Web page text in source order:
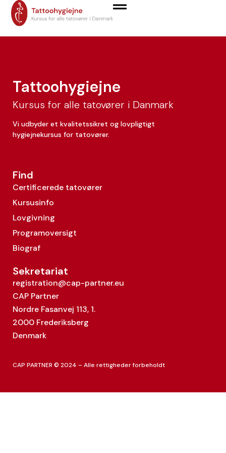
Malthe Rochler
Tattoohygiejne
Kursus for alle tatovører i Danmark
Vi udbyder et kvalitetssikret og lovpligtigt
hygiejnekursus for tatovører.
Find
Certificerede tatovører
Kursusinfo
Lovgivning
Programoversigt
Biograf
Sekretariat
registration@cap-partner.eu
CAP Partner
Nordre Fasanvej 113, 1.
2000 Frederiksberg
Denmark
CAP PARTNER © 2024 – Alle rettigheder forbeholdt